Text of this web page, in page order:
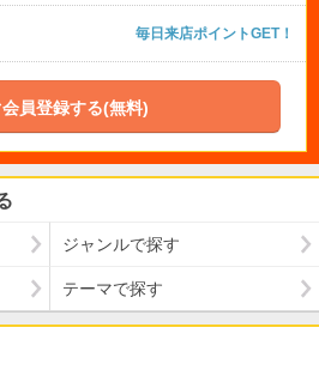
毎日来店ポイントGET！
員登録する(無料)
ジャンルで探す
テーマで探す